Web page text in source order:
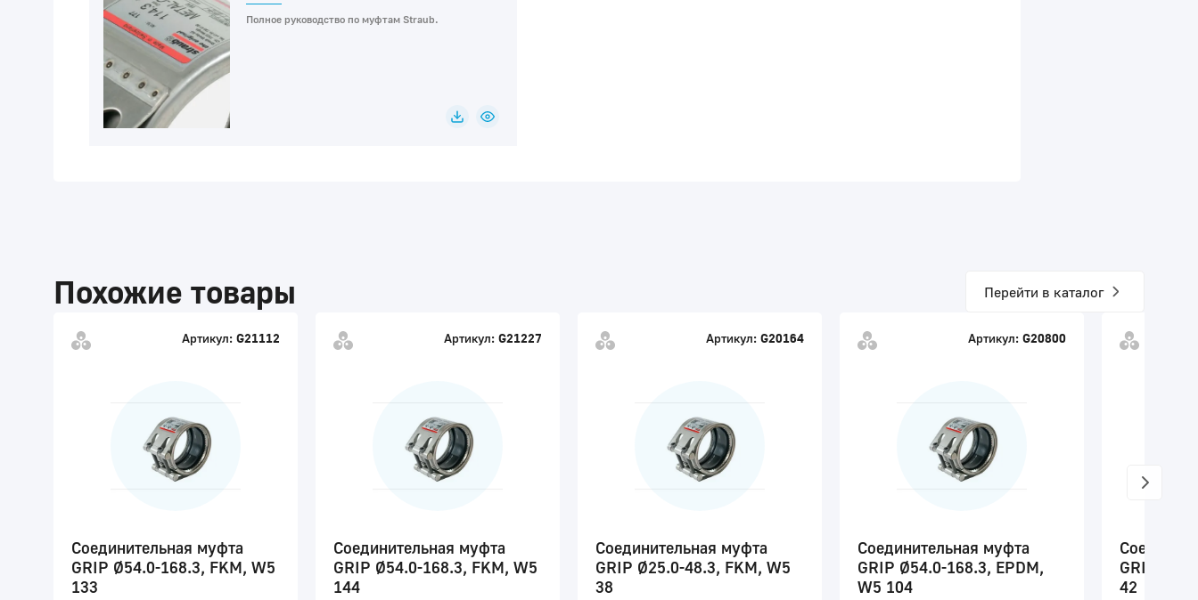
Полное руководство по муфтам Straub.
Похожие товары Перейти в каталог
Артикул: G21112
Соединительная муфта
GRIP Ø54.0-168.3, FKM, W5
133
Артикул: G21227
Соединительная муфта
GRIP Ø54.0-168.3, FKM, W5
144
Артикул: G20164
Соединительная муфта
GRIP Ø25.0-48.3, FKM, W5
38
Артикул: G20800
Соединительная муфта
GRIP Ø54.0-168.3, EPDM,
W5 104
GRIP
42